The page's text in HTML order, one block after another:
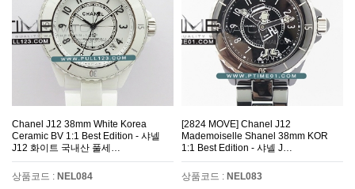
Chanel J12 38mm White Korea
Ceramic BV 1:1 Best Edition - 샤넬
J12 화이트 국내산 풀세…
상품코드 : NEL084
[2824 MOVE] Chanel J12
Mademoiselle Shanel 38mm KOR
1:1 Best Edition - 샤넬 J…
상품코드 : NEL083